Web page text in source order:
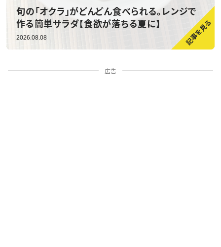
旬の「オクラ」がどんどん食べられる。レンジで
作る簡単サラダ【食欲が落ちる夏に】
2026.08.08
広告